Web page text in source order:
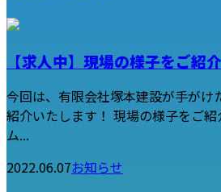
【求人中】現場の様子をご紹
今回は、有限会社塚本建設が手がけ
紹介いたします！ 現場の様子をご
ム...
2022.06.07お知らせ